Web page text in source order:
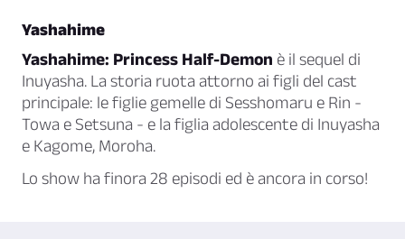
Yashahime
Yashahime: Princess Half-Demon è il sequel di
Inuyasha. La storia ruota attorno ai figli del cast
principale: le figlie gemelle di Sesshomaru e Rin -
Towa e Setsuna - e la figlia adolescente di Inuyasha
e Kagome, Moroha.
Lo show ha finora 28 episodi ed è ancora in corso!